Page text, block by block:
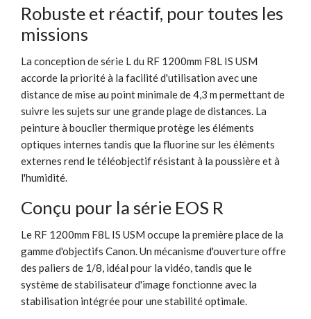
Robuste et réactif, pour toutes les
missions
La conception de série L du RF 1200mm F8L IS USM
accorde la priorité à la facilité d'utilisation avec une
distance de mise au point minimale de 4,3 m permettant de
suivre les sujets sur une grande plage de distances. La
peinture à bouclier thermique protège les éléments
optiques internes tandis que la fluorine sur les éléments
externes rend le téléobjectif résistant à la poussière et à
l'humidité.
Conçu pour la série EOS R
Le RF 1200mm F8L IS USM occupe la première place de la
gamme d'objectifs Canon. Un mécanisme d'ouverture offre
des paliers de 1/8, idéal pour la vidéo, tandis que le
système de stabilisateur d'image fonctionne avec la
stabilisation intégrée pour une stabilité optimale.